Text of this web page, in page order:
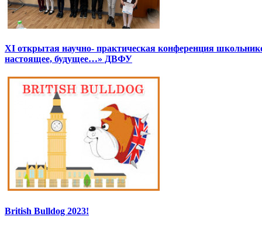
XI открытая научно- практическая конференция
настоящее, будущее…» ДВФУ
British Bulldog 2023!